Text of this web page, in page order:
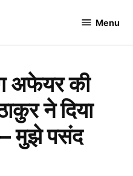
Menu
अफेयर की
ने दिया
– मुझे पसंद